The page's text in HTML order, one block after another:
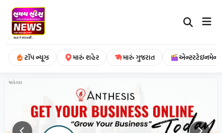
ટૉપ ન્યૂઝ મારું શહેર મારું ગુજરાત એન્ટરટેઇનમેન્ટ
જાહેરાત